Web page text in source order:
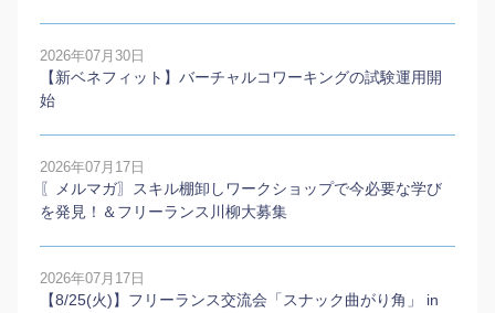
2026年07月30日
【新ベネフィット】バーチャルコワーキングの試験運用開
始
2026年07月17日
〖メルマガ〗スキル棚卸しワークショップで今必要な学び
を発見！＆フリーランス川柳大募集
2026年07月17日
【8/25(火)】フリーランス交流会「スナック曲がり角」 in